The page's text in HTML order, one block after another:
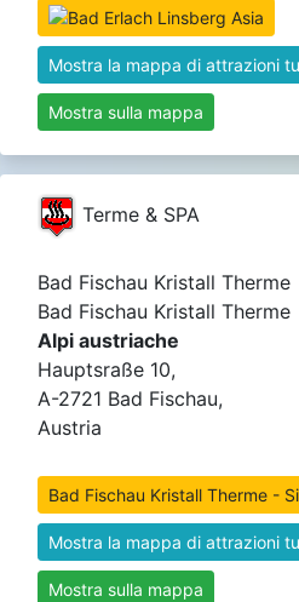
Mostra la mappa di attrazioni
Mostra sulla mappa
Terme & SPA
Bad Fischau Kristall Therme
Bad Fischau Kristall Therme
Alpi austriache
Hauptsraße 10,
A-2721 Bad Fischau,
Austria
Bad Fischau Kristall Therme -
Mostra la mappa di attrazioni
Mostra sulla mappa